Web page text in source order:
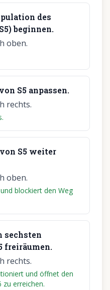
des
beginnen.
oben.
S5 anpassen.
rechts.
S5 weiter
oben.
blockiert den Weg
sechsten
freiräumen.
rechts.
und öffnet den
zu erreichen.